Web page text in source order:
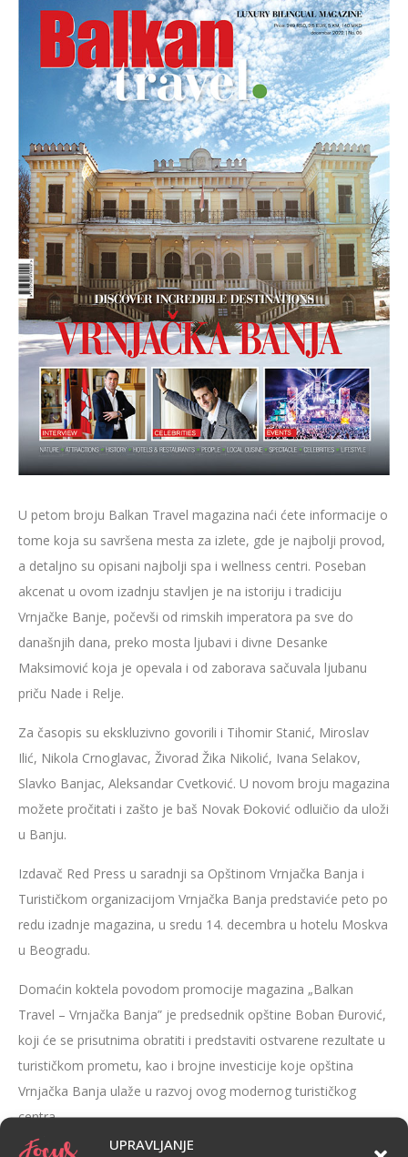
UPRAVLJANJE
U petom broju Balkan Travel magazina naći ćete informacije o
tome koja su savršena mesta za izlete, gde je najbolji provod,
a detaljno su opisani najbolji spa i wellness centri. Poseban
akcenat u ovom izadnju stavljen je na istoriju i tradiciju
Vrnjačke Banje, počevši od rimskih imperatora pa sve do
današnjih dana, preko mosta ljubavi i divne Desanke
Maksimović koja je opevala i od zaborava sačuvala ljubanu
priču Nade i Relje.
Za časopis su ekskluzivno govorili i Tihomir Stanić, Miroslav
Ilić, Nikola Crnoglavac, Živorad Žika Nikolić, Ivana Selakov,
Slavko Banjac, Aleksandar Cvetković. U novom broju magazina
možete pročitati i zašto je baš Novak Đoković odluičio da uloži
u Banju.
Izdavač Red Press u saradnji sa Opštinom Vrnjačka Banja i
Turističkom organizacijom Vrnjačka Banja predstaviće peto po
redu izadnje magazina, u sredu 14. decembra u hotelu Moskva
u Beogradu.
Domaćin koktela povodom promocije magazina „Balkan
Travel – Vrnjačka Banja” je predsednik opštine Boban Đurović,
koji će se prisutnima obratiti i predstaviti ostvarene rezultate u
turističkom prometu, kao i brojne investicije koje opština
Vrnjačka Banja ulaže u razvoj ovog modernog turističkog
centra.